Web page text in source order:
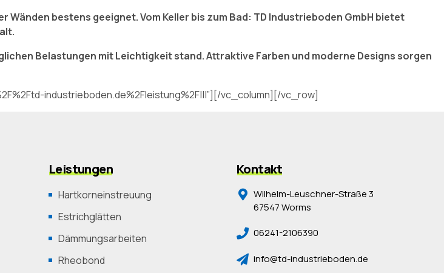
bestens geeignet. Vom Keller bis zum Bad: TD Industrieboden GmbH bietet
Belastungen mit Leichtigkeit stand. Attraktive Farben und moderne Designs sorgen
industrieboden.de%2Fleistung%2F|||”][/vc_column][/vc_row]
Leistungen
Hartkorneinstreuung
Estrichglätten
Dämmungsarbeiten
Rheobond
Kontakt
Wilhelm-Leuschner-Straße 3
67547 Worms
06241-2106390
info@td-industrieboden.de